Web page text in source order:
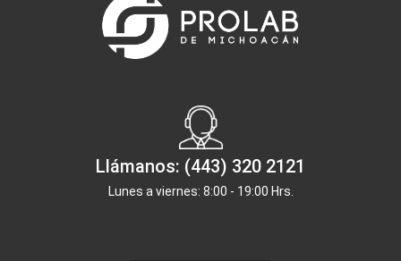
Llámanos: (443) 320 2121
Lunes a viernes: 8:00 - 19:00 Hrs.